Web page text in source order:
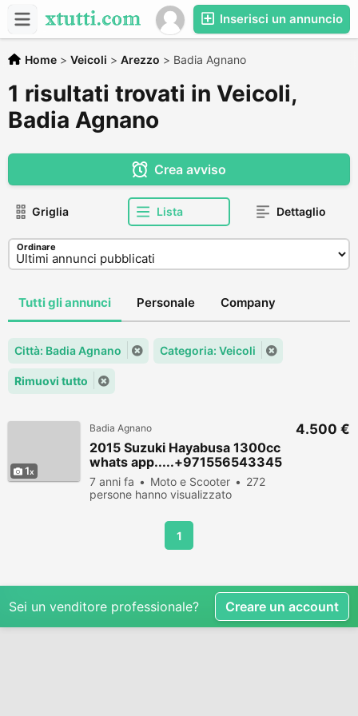
Inserisci un annuncio
Home > Veicoli > Arezzo > Badia Agnano
1 risultati trovati in Veicoli,
Badia Agnano
Crea avviso
Griglia Lista Dettaglio
Ordinare
Tutti gli annunci Personale Company
Città: Badia Agnano Categoria: Veicoli
Rimuovi tutto
1
Badia Agnano
2015 Suzuki Hayabusa 1300cc
whats app.....+971556543345
7 anni fa Moto e Scooter
272
persone hanno visualizzato
4.500 €
1
Sei un venditore professionale? Creare un account